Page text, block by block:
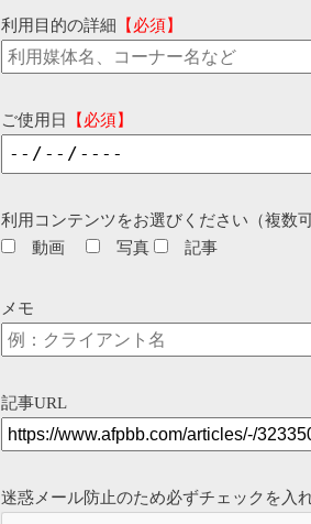
利用目的の詳細 【必須】
ご使用日 【必須】
利用コンテンツをお選びください（複数可
動画
写真 記事
メモ
記事URL
迷惑メール防止のため必ずチェックを入